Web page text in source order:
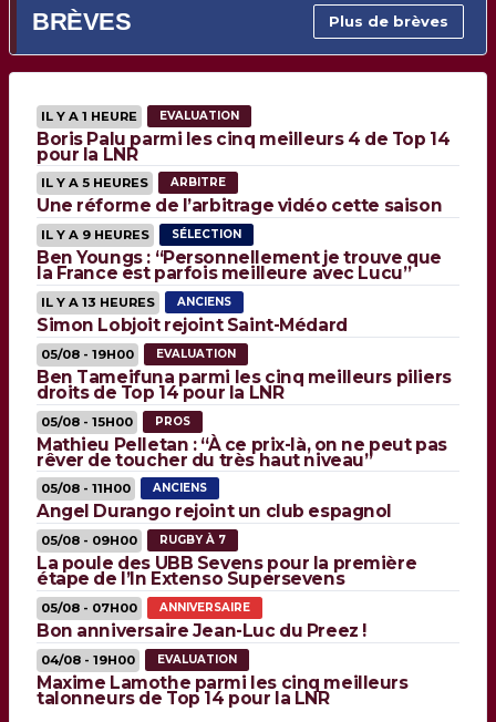
BRÈVES Plus de brèves
IL Y A 1 HEURE EVALUATION
Boris Palu parmi les cinq meilleurs 4 de Top 14
pour la LNR
IL Y A 5 HEURES ARBITRE
Une réforme de l’arbitrage vidéo cette saison
IL Y A 9 HEURES SÉLECTION
Ben Youngs : “Personnellement je trouve que
la France est parfois meilleure avec Lucu”
IL Y A 13 HEURES ANCIENS
Simon Lobjoit rejoint Saint-Médard
05/08 - 19H00 EVALUATION
Ben Tameifuna parmi les cinq meilleurs piliers
droits de Top 14 pour la LNR
05/08 - 15H00 PROS
Mathieu Pelletan : “À ce prix-là, on ne peut pas
rêver de toucher du très haut niveau”
05/08 - 11H00 ANCIENS
Angel Durango rejoint un club espagnol
05/08 - 09H00 RUGBY À 7
La poule des UBB Sevens pour la première
étape de l’In Extenso Supersevens
05/08 - 07H00 ANNIVERSAIRE
Bon anniversaire Jean-Luc du Preez !
04/08 - 19H00 EVALUATION
Maxime Lamothe parmi les cinq meilleurs
talonneurs de Top 14 pour la LNR